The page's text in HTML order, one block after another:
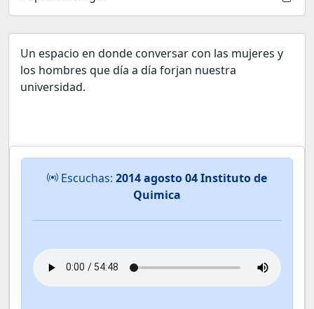
Un espacio en donde conversar con las mujeres y
los hombres que día a día forjan nuestra
universidad.
Escuchas: 2014 agosto 04 Instituto de
Quimica